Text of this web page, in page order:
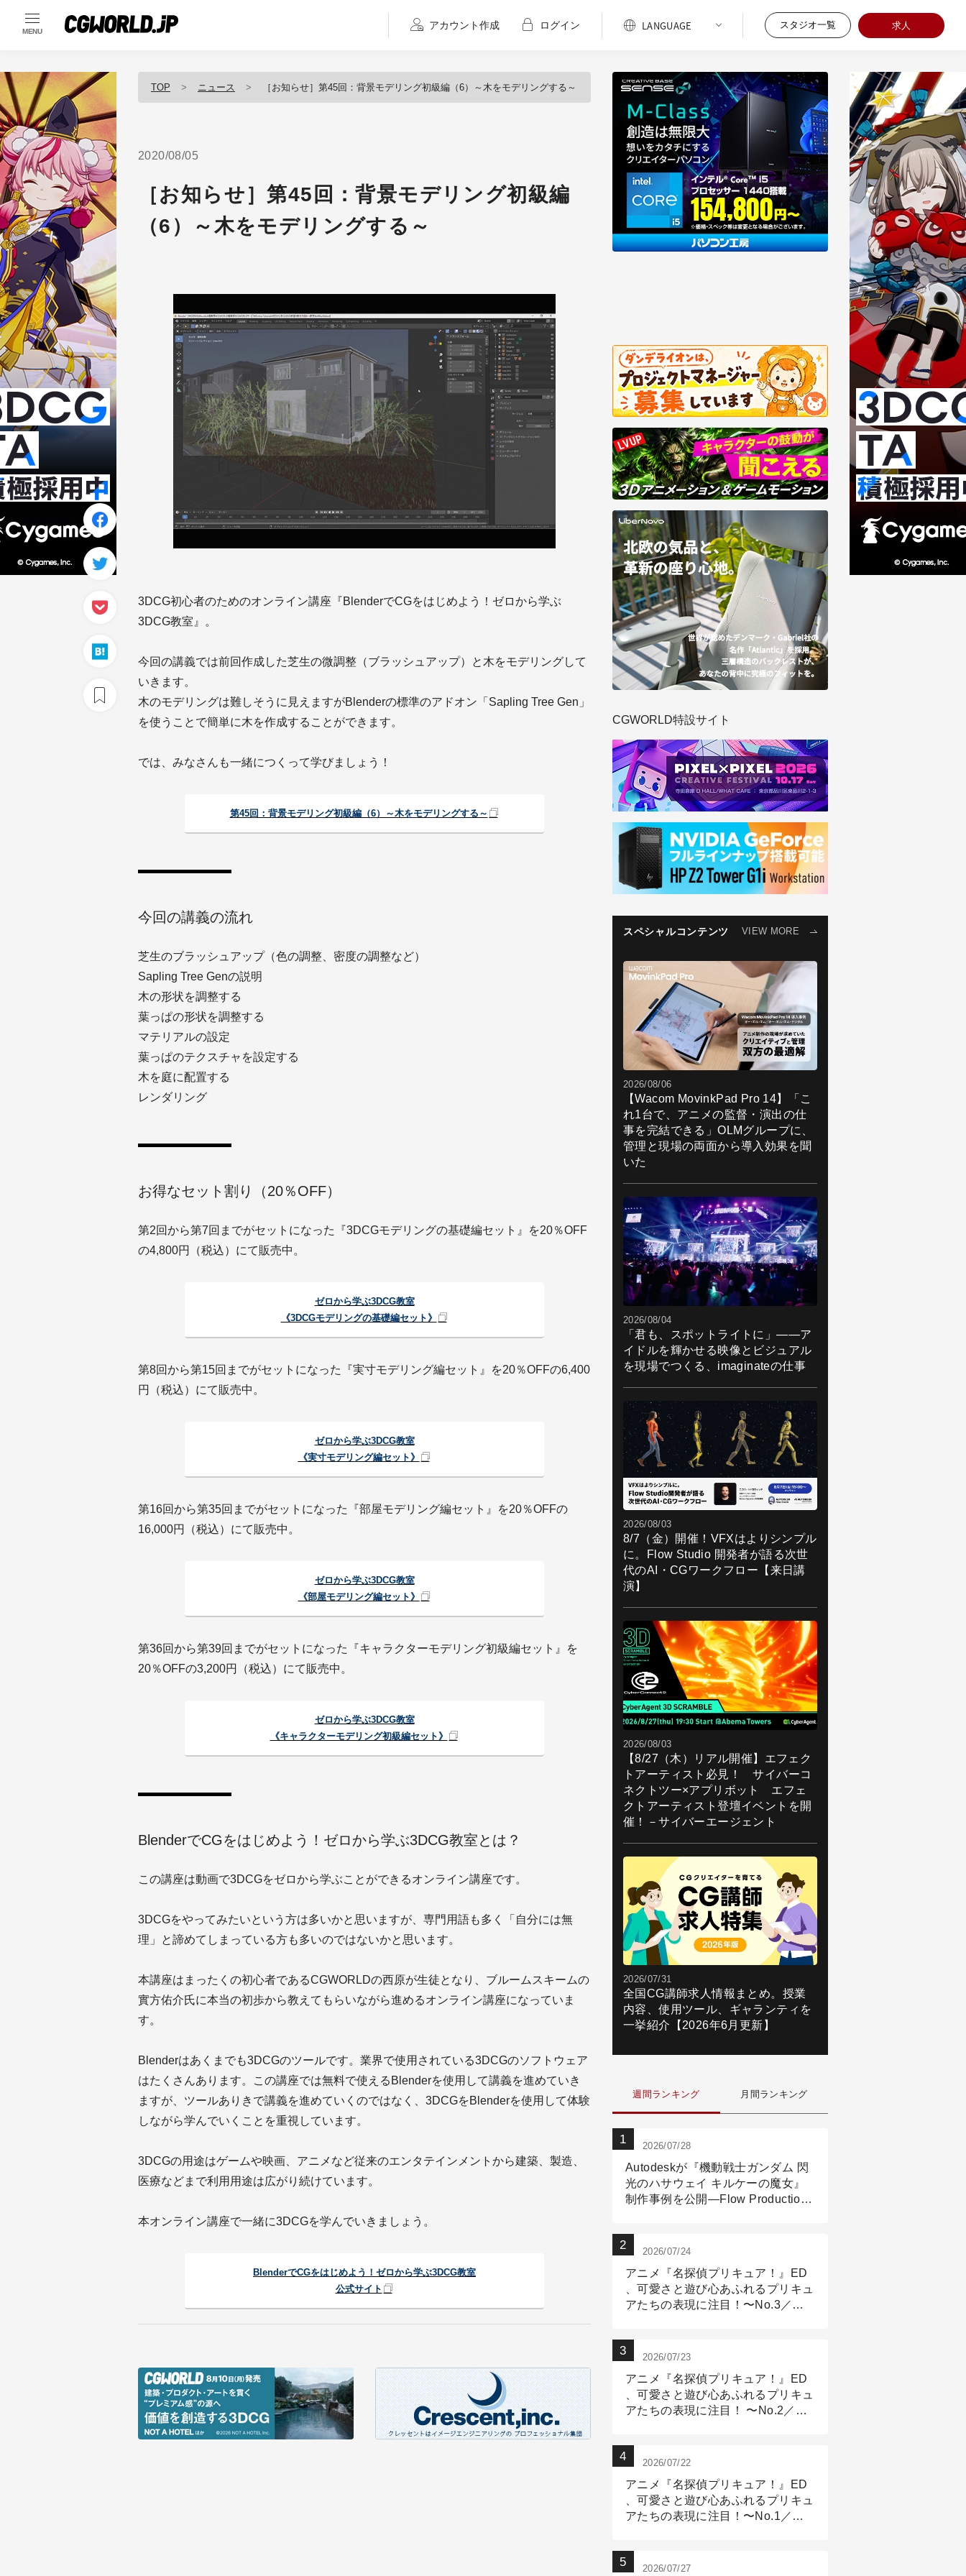
MENU
アカウント作成 ログイン スタジオ一覧 求人
TOP ニュース ［お知らせ］第45回：背景モデリング初級編（6）～木をモデリングする～
2020/08/05
［お知らせ］第45回：背景モデリング初級編
（6）～木をモデリングする～
3DCG初心者のためのオンライン講座『BlenderでCGをはじめよう！ゼロから学ぶ
3DCG教室』。
今回の講義では前回作成した芝生の微調整（ブラッシュアップ）と木をモデリングして
いきます。
木のモデリングは難しそうに見えますがBlenderの標準のアドオン「Sapling Tree Gen」
を使うことで簡単に木を作成することができます。
では、みなさんも一緒につくって学びましょう！
第45回：背景モデリング初級編（6）～木をモデリングする～
今回の講義の流れ
芝生のブラッシュアップ（色の調整、密度の調整など）
Sapling Tree Genの説明
木の形状を調整する
葉っぱの形状を調整する
マテリアルの設定
葉っぱのテクスチャを設定する
木を庭に配置する
レンダリング
お得なセット割り（20％OFF）
第2回から第7回までがセットになった『3DCGモデリングの基礎編セット』を20％OFF
の4,800円（税込）にて販売中。
ゼロから学ぶ3DCG教室
《3DCGモデリングの基礎編セット》
第8回から第15回までがセットになった『実寸モデリング編セット』を20％OFFの6,400
円（税込）にて販売中。
ゼロから学ぶ3DCG教室
《実寸モデリング編セット》
第16回から第35回までがセットになった『部屋モデリング編セット』を20％OFFの
16,000円（税込）にて販売中。
ゼロから学ぶ3DCG教室
《部屋モデリング編セット》
第36回から第39回までがセットになった『キャラクターモデリング初級編セット』を
20％OFFの3,200円（税込）にて販売中。
ゼロから学ぶ3DCG教室
《キャラクターモデリング初級編セット》
BlenderでCGをはじめよう！ゼロから学ぶ3DCG教室とは？
この講座は動画で3DCGをゼロから学ぶことができるオンライン講座です。
3DCGをやってみたいという方は多いかと思いますが、専門用語も多く「自分には無
理」と諦めてしまっている方も多いのではないかと思います。
本講座はまったくの初心者であるCGWORLDの西原が生徒となり、ブルームスキームの
實方佑介氏に本当の初歩から教えてもらいながら進めるオンライン講座になっていま
す。
Blenderはあくまでも3DCGのツールです。業界で使用されている3DCGのソフトウェア
はたくさんあります。この講座では無料で使えるBlenderを使用して講義を進めていき
ますが、ツールありきで講義を進めていくのではなく、3DCGをBlenderを使用して体験
しながら学んでいくことを重視しています。
3DCGの用途はゲームや映画、アニメなど従来のエンタテインメントから建築、製造、
医療などまで利用用途は広がり続けています。
本オンライン講座で一緒に3DCGを学んでいきましょう。
BlenderでCGをはじめよう！ゼロから学ぶ3DCG教室
公式サイト
CGWORLD特設サイト
スペシャルコンテンツ VIEW MORE
2026/08/06
【Wacom MovinkPad Pro 14】「こ
れ1台で、アニメの監督・演出の仕
事を完結できる」OLMグループに、
管理と現場の両面から導入効果を聞
いた
2026/08/04
「君も、スポットライトに」――ア
イドルを輝かせる映像とビジュアル
を現場でつくる、imaginateの仕事
2026/08/03
8/7（金）開催！VFXはよりシンプル
に。Flow Studio 開発者が語る次世
代のAI・CGワークフロー【来日講
演】
2026/08/03
【8/27（木）リアル開催】エフェク
トアーティスト必見！ サイバーコ
ネクトツー×アプリボット エフェ
クトアーティスト登壇イベントを開
催！－サイバーエージェント
2026/07/31
全国CG講師求人情報まとめ。授業
内容、使用ツール、ギャランティを
一挙紹介【2026年6月更新】
週間ランキング 月間ランキング
2026/07/28
Autodeskが『機動戦士ガンダム 閃
光のハサウェイ キルケーの魔女』
制作事例を公開―Flow Production
2026/07/24
アニメ『名探偵プリキュア！』ED
、可愛さと遊び心あふれるプリキュ
アたちの表現に注目！〜No.3／ア
2026/07/23
アニメ『名探偵プリキュア！』ED
、可愛さと遊び心あふれるプリキュ
アたちの表現に注目！ 〜No.2／モ
2026/07/22
アニメ『名探偵プリキュア！』ED
、可愛さと遊び心あふれるプリキュ
アたちの表現に注目！〜No.1／演
2026/07/27